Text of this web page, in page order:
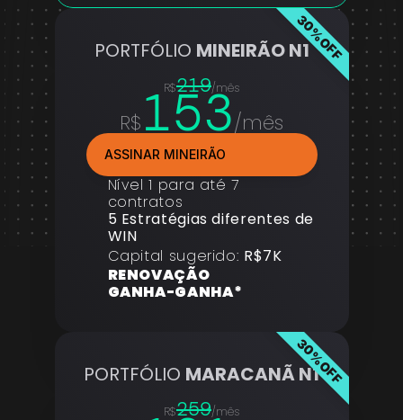
PORTFÓLIO MINEIRÃO N1
R$219/mês
R$153/mês
ASSINAR MINEIRÃO
Nível 1 para até 7
contratos
5 Estratégias diferentes de
WIN
Capital sugerido: R$7K
RENOVAÇÃO
GANHA-GANHA*
30%OFF
PORTFÓLIO MARACANÃ N1
R$259/mês
30%OFF